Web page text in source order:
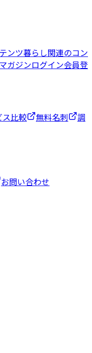
ンツ暮らし関連のコン
ガジンログイン会員登
ス比較 無料名刺
調
お問い合わせ